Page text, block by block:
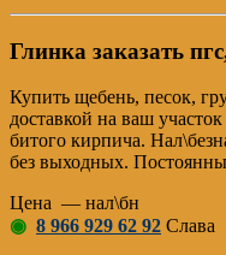
Глинка заказать
Купить щебень, песок,
доставкой на ваш
битого кирпича.
без выходных.
Цена — нал\бн
◉ 8 966 929 62 92 Слава